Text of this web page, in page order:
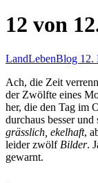
12 von
LandLebenBlog 12.
Ach, die Zeit
der Zwölfte eines
her, die den Tag im
durchaus besser
grässlich, ekelhaft,
leider zwölf Bilder.
gewarnt.